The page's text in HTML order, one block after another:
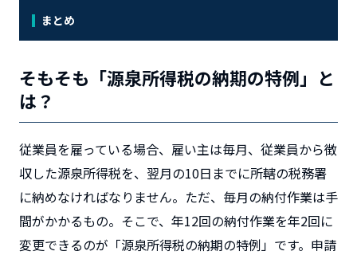
まとめ
そもそも「源泉所得税の納期の特例」と
は？
従業員を雇っている場合、雇い主は毎月、従業員から徴
収した源泉所得税を、翌月の10日までに所轄の税務署
に納めなければなりません。ただ、毎月の納付作業は手
間がかかるもの。そこで、年12回の納付作業を年2回に
変更できるのが「源泉所得税の納期の特例」です。申請